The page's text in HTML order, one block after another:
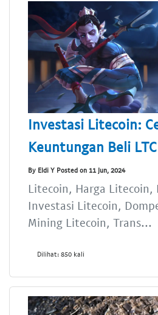
Investasi Litecoin:
Keuntungan Beli
By Eldi Y Posted on 11 Jun, 2024
Litecoin, Harga Litecoin,
Investasi Litecoin,
Mining Litecoin, Trans...
Dilihat: 850 kali